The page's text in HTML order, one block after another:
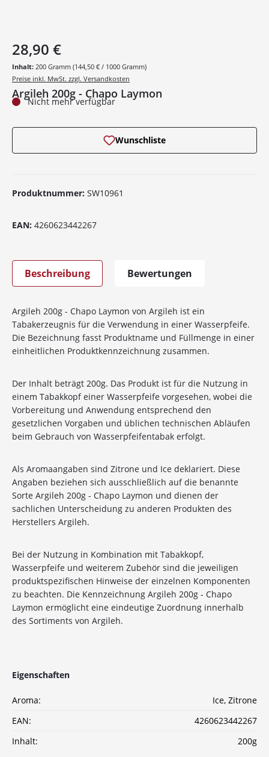
Argileh 200g - Chapo Laymon
28,90 €
Inhalt: 200 Gramm (144,50 € / 1000 Gramm)
Preise inkl. MwSt. zzgl. Versandkosten
Nicht mehr verfügbar
Wunschliste
Produktnummer: SW10961
EAN: 4260623442267
Beschreibung Bewertungen
Argileh 200g - Chapo Laymon von Argileh ist ein
Tabakerzeugnis für die Verwendung in einer Wasserpfeife.
Die Bezeichnung fasst Produktname und Füllmenge in einer
einheitlichen Produktkennzeichnung zusammen.
Der Inhalt beträgt 200g. Das Produkt ist für die Nutzung in
einem Tabakkopf einer Wasserpfeife vorgesehen, wobei die
Vorbereitung und Anwendung entsprechend den
gesetzlichen Vorgaben und üblichen technischen Abläufen
beim Gebrauch von Wasserpfeifentabak erfolgt.
Als Aromaangaben sind Zitrone und Ice deklariert. Diese
Angaben beziehen sich ausschließlich auf die benannte
Sorte Argileh 200g - Chapo Laymon und dienen der
sachlichen Unterscheidung zu anderen Produkten des
Herstellers Argileh.
Bei der Nutzung in Kombination mit Tabakkopf,
Wasserpfeife und weiterem Zubehör sind die jeweiligen
produktspezifischen Hinweise der einzelnen Komponenten
zu beachten. Die Kennzeichnung Argileh 200g - Chapo
Laymon ermöglicht eine eindeutige Zuordnung innerhalb
des Sortiments von Argileh.
Eigenschaften
Aroma: Ice, Zitrone
EAN:
4260623442267
Inhalt:
200g
10%Newsletter-Rabatt
auf deine Bestellung
Sichere dir jetzt 10% Rabatt* auf deine Bestellung
bei Wolke7ShishaShop.de!
Shisha-Produkten, Tabaksorten und Zubehör – alles,
*Gilt nicht für Tabakwaren, Vapes, Liquid, Kohle und Xkah